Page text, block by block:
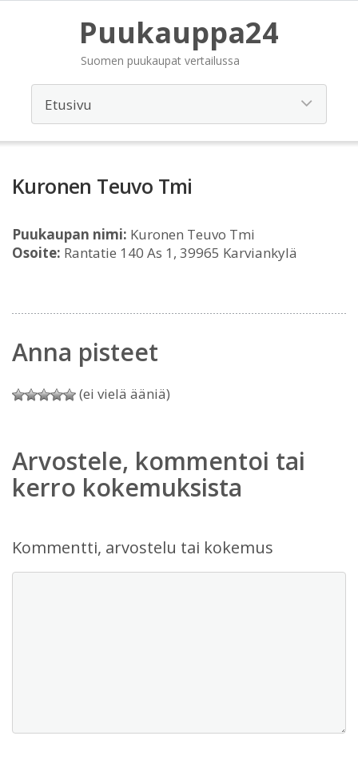
Puukauppa24
Suomen puukaupat vertailussa
Kuronen Teuvo Tmi
Puukaupan nimi: Kuronen Teuvo Tmi
Osoite: Rantatie 140 As 1, 39965 Karviankylä
Anna pisteet
(ei vielä ääniä)
Arvostele, kommentoi tai
kerro kokemuksista
Kommentti, arvostelu tai kokemus